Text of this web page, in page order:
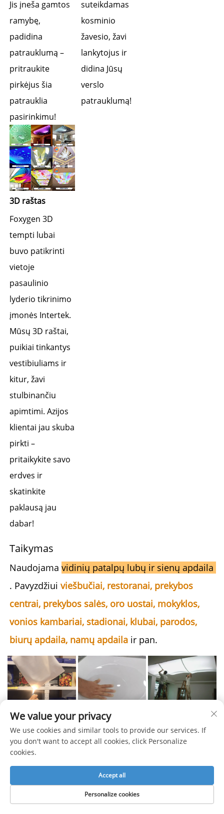
Jis įneša gamtos
ramybę,
padidina
patrauklumą –
pritraukite
pirkėjus šia
patrauklia
pasirinkimu!
suteikdamas
kosminio
žavesio, žavi
lankytojus ir
didina Jūsų
verslo
patrauklumą!
3D raštas
Foxygen 3D
tempti lubai
buvo patikrinti
vietoje
pasaulinio
lyderio tikrinimo
įmonės Intertek.
Mūsų 3D raštai,
puikiai tinkantys
vestibiuliams ir
kitur, žavi
stulbinančiu
apimtimi. Azijos
klientai jau skuba
pirkti –
pritaikykite savo
erdves ir
skatinkite
paklausą jau
dabar!
Taikymas
Naudojama
. Pavyzdžiui viešbučiai, restoranai, prekybos
centrai, prekybos salės, oro uostai, mokyklos,
vonios kambariai, stadionai, klubai, parodos,
biurų apdaila, namų apdaila ir pan.
100 % ugniai
atspari elastinga
lubų plėvelė
100 % vandeniui
lubų plėvelė
We value your privacy
We use cookies and similar tools to provide our services. If
you don't want to accept all cookies, click Personalize
cookies.
Personalize cookies
Accept all